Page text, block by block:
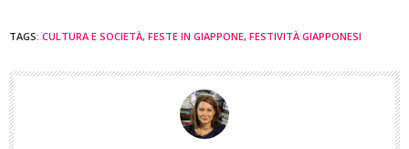
TAGS: CULTURA E SOCIETÀ, FESTE IN GIAPPONE, FESTIVITÀ GIAPPONESI